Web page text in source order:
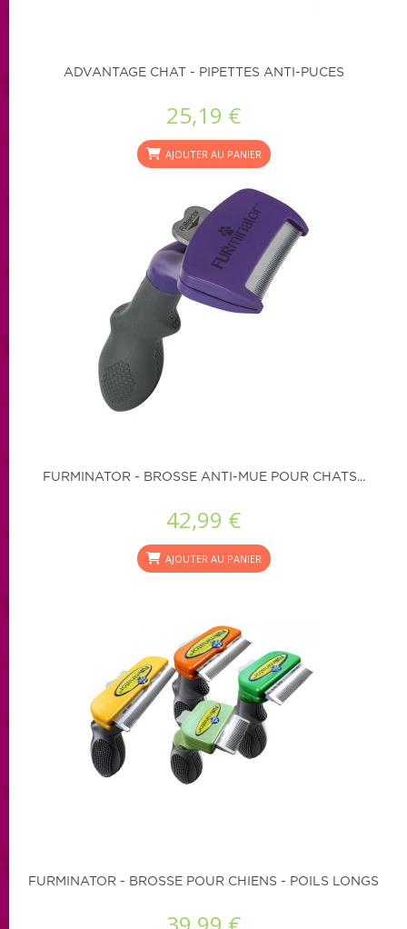
ADVANTAGE CHAT - PIPETTES ANTI-PUCES
25,19 €
AJOUTER AU PANIER
FURMINATOR - BROSSE ANTI-MUE POUR CHATS...
42,99 €
AJOUTER AU PANIER
FURMINATOR - BROSSE POUR CHIENS - POILS LONGS